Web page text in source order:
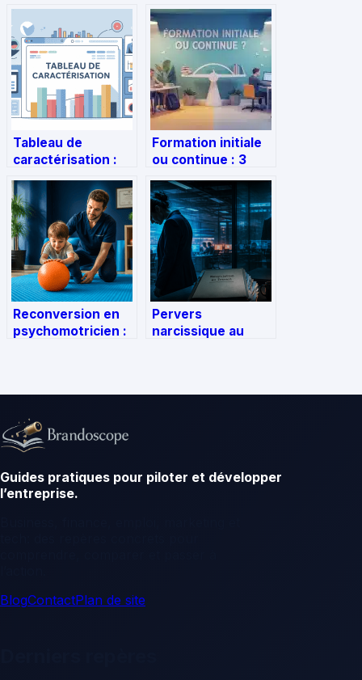
Tableau de
caractérisation :
méthode, exemple
et modèle à
télécharger
Formation initiale
ou continue : 3
critères pour
choisir le parcours
adapté à votre
carrière
Reconversion en
psychomotricien :
étapes clés pour
réussir
Pervers
narcissique au
vous libérer
Guides pratiques pour piloter et développer
l’entreprise.
BlogContactPlan de site